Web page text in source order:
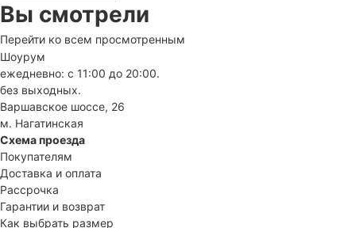
Вы смотрели
Перейти ко всем просмотренным
Шоурум
ежедневно: с 11:00 до 20:00.
без выходных.
Варшавское шоссе, 26
м. Нагатинская
Схема проезда
Покупателям
Доставка и оплата
Рассрочка
Гарантии и возврат
Как выбрать размер